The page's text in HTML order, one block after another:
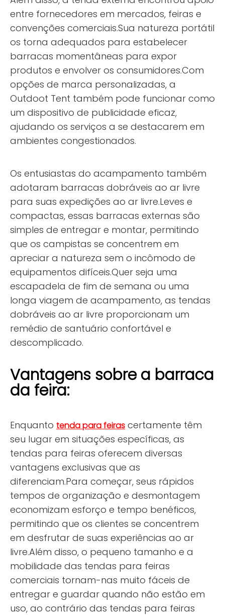
entre fornecedores em mercados, feiras e
convenções comerciais.Sua natureza portátil
os torna adequados para estabelecer
barracas momentâneas para expor
produtos e envolver os consumidores.Com
opções de marca personalizadas, a
Outdoot Tent também pode funcionar como
um dispositivo de publicidade eficaz,
ajudando os serviços a se destacarem em
ambientes congestionados.
Os entusiastas do acampamento também
adotaram barracas dobráveis ​​ao ar livre
para suas expedições ao ar livre.Leves e
compactas, essas barracas externas são
simples de entregar e montar, permitindo
que os campistas se concentrem em
apreciar a natureza sem o incômodo de
equipamentos difíceis.Quer seja uma
escapadela de fim de semana ou uma
longa viagem de acampamento, as tendas
dobráveis ​​ao ar livre proporcionam um
remédio de santuário confortável e
descomplicado.
Vantagens sobre a barraca
da feira:
Enquanto tenda para feiras certamente têm
seu lugar em situações específicas, as
tendas para feiras oferecem diversas
vantagens exclusivas que as
diferenciam.Para começar, seus rápidos
tempos de organização e desmontagem
economizam esforço e tempo benéficos,
permitindo que os clientes se concentrem
em desfrutar de suas experiências ao ar
livre.Além disso, o pequeno tamanho e a
mobilidade das tendas para feiras
comerciais tornam-nas muito fáceis de
entregar e guardar quando não estão em
uso, ao contrário das tendas para feiras